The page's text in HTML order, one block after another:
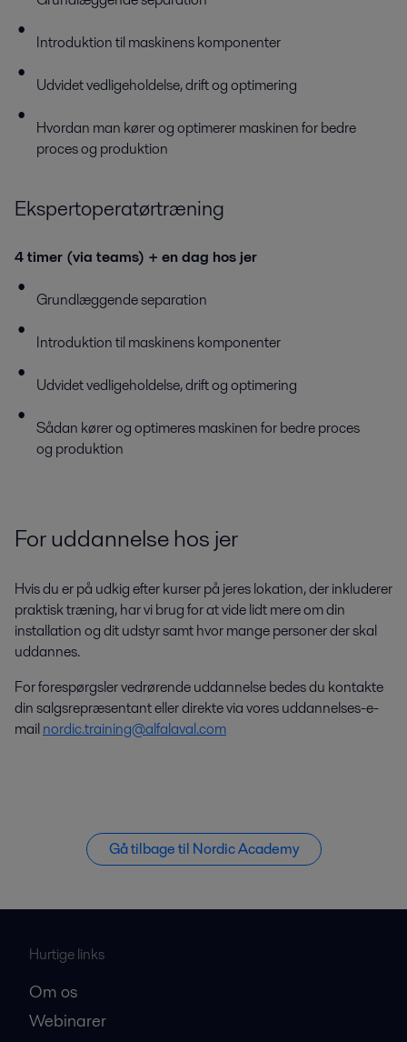
Introduktion til maskinens komponenter
Udvidet vedligeholdelse, drift og optimering
Hvordan man kører og optimerer maskinen for bedre
proces og produktion
Ekspertoperatørtræning
4 timer (via teams) + en dag hos jer
Grundlæggende separation
Introduktion til maskinens komponenter
Udvidet vedligeholdelse, drift og optimering
Sådan kører og optimeres maskinen for bedre proces
og produktion
For uddannelse hos jer
Hvis du er på udkig efter kurser på jeres lokation, der inkluderer
praktisk træning, har vi brug for at vide lidt mere om din
installation og dit udstyr samt hvor mange personer der skal
uddannes.
For forespørgsler vedrørende uddannelse bedes du kontakte
din salgsrepræsentant eller direkte via vores uddannelses-e-
mailnordic.training@alfalaval.com
Gå tilbage til Nordic Academy
Hurtige links
Om os
Webinarer